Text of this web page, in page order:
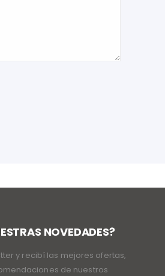
NOVEDADES?
y recibí las mejores ofertas,
de nuestros